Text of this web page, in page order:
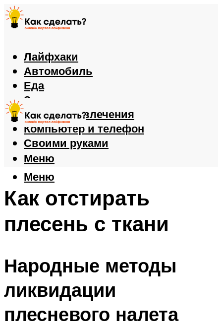
Лайфхаки
Автомобиль
Еда
Здоровье
Игры и развлечения
Компьютер и телефон
Своими руками
Меню
Меню
Как отстирать
плесень с ткани
Народные методы
ликвидации
плесневого налета